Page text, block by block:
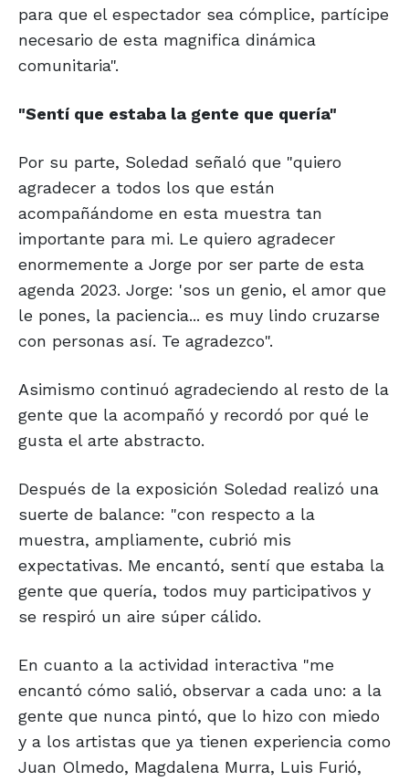
para que el espectador sea cómplice, partícipe
necesario de esta magnifica dinámica
comunitaria".
"Sentí que estaba la gente que quería"
Por su parte, Soledad señaló que "quiero
agradecer a todos los que están
acompañándome en esta muestra tan
importante para mi. Le quiero agradecer
enormemente a Jorge por ser parte de esta
agenda 2023. Jorge: 'sos un genio, el amor que
le pones, la paciencia... es muy lindo cruzarse
con personas así. Te agradezco".
Asimismo continuó agradeciendo al resto de la
gente que la acompañó y recordó por qué le
gusta el arte abstracto.
Después de la exposición Soledad realizó una
suerte de balance: "con respecto a la
muestra, ampliamente, cubrió mis
expectativas. Me encantó, sentí que estaba la
gente que quería, todos muy participativos y
se respiró un aire súper cálido.
En cuanto a la actividad interactiva "me
encantó cómo salió, observar a cada uno: a la
gente que nunca pintó, que lo hizo con miedo
y a los artistas que ya tienen experiencia como
Juan Olmedo, Magdalena Murra, Luis Furió,